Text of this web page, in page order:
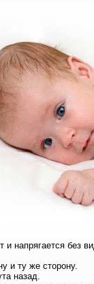
напрягается без
и ту же сторону.
назад.